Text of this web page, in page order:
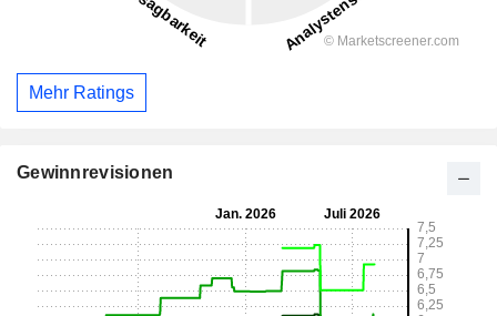
Mehr Ratings
Gewinnrevisionen